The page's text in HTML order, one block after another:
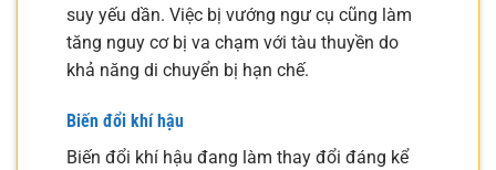
suy yếu dần. Việc bị vướng ngư cụ cũng làm
tăng nguy cơ bị va chạm với tàu thuyền do
khả năng di chuyển bị hạn chế.
Biến đổi khí hậu
Biến đổi khí hậu đang làm thay đổi đáng kể